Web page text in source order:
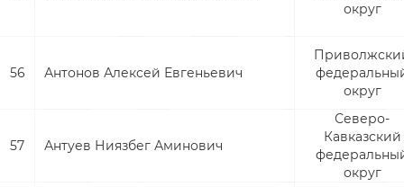
округ
56 Антонов Алексей Евгеньевич
округ
57 Антуев Ниязбег Аминович
Северо-
Кавказский
округ